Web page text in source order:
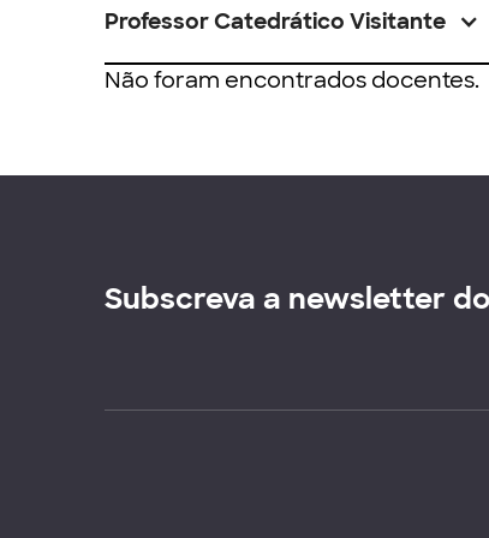
Professor Catedrático Visitante
Não foram encontrados docentes.
Subscreva a newsletter do